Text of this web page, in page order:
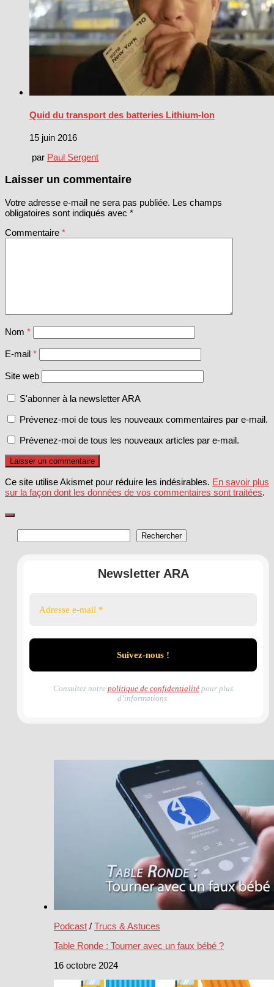
Quid du transport des batteries Lithium-Ion
15 juin 2016
par Paul Sergent
Laisser un commentaire
Votre adresse e-mail ne sera pas publiée. Les champs
obligatoires sont indiqués avec *
Commentaire *
Nom *
E-mail *
Site web
S'abonner à la newsletter ARA
Prévenez-moi de tous les nouveaux commentaires par e-mail.
Prévenez-moi de tous les nouveaux articles par e-mail.
Ce site utilise Akismet pour réduire les indésirables. En savoir plus
sur la façon dont les données de vos commentaires sont traitées.
Rechercher
Newsletter ARA
Consultez notre politique de confidentialité pour plus
d’informations.
Podcast / Trucs & Astuces
Table Ronde : Tourner avec un faux bébé ?
16 octobre 2024